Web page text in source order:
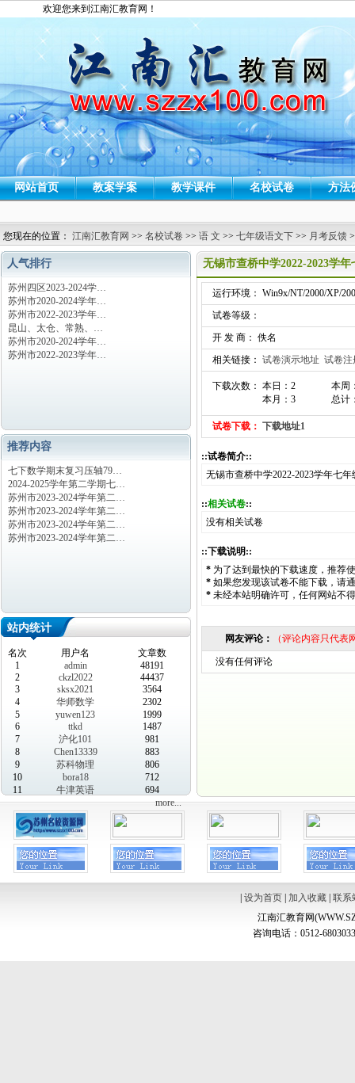
欢迎您来到江南汇教育网！
网站首页 教案学案 教学课件 名校试卷 方法
您现在的位置： 江南汇教育网 >> 名校试卷 >> 语 文 >> 七年级语文下 >> 月考反馈
人气排行
苏州四区2023-2024学…
苏州市2020-2024学年…
苏州市2022-2023学年…
昆山、太仓、常熟、…
苏州市2020-2024学年…
苏州市2022-2023学年…
推荐内容
七下数学期末复习压轴79…
2024-2025学年第二学期七…
苏州市2023-2024学年第二…
苏州市2023-2024学年第二…
苏州市2023-2024学年第二…
苏州市2023-2024学年第二…
站内统计
名次 用户名
文章数
1
admin
48191
2
ckzl2022
44437
3
sksx2021
3564
4
华师数学
2302
5
yuwen123
1999
6
ttkd
1487
7
沪化101
981
8
Chen13339
883
9
苏科物理
806
10
bora18
712
11
牛津英语
694
more...
无锡市查桥中学2022-2023学
运行环境： Win9x/NT/2000/XP/
试卷等级：
开 发 商： 佚名
相关链接： 试卷演示地址 试卷注
下载次数： 本日：2
本月：3
本周
总计
试卷下载： 下载地址1
::试卷简介::
无锡市查桥中学2022-2023学年七
::相关试卷::
没有相关试卷
::下载说明::
* 为了达到最快的下载速度，推荐
* 如果您发现该试卷不能下载，请
* 未经本站明确许可，任何网站不
网友评论： （评论内容只代
没有任何评论
设为首页| 加入收藏| 联系
江南汇教育网
咨询电话：0512-